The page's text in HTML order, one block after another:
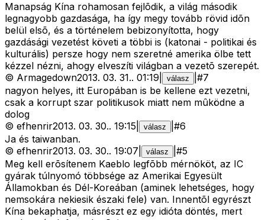
Manapság Kína rohamosan fejlõdik, a világ második
legnagyobb gazdasága, ha így megy tovább rövid idõn
belül elsõ, és a történelem bebizonyította, hogy
gazdásági vezetést követi a többi is (katonai - politikai és
kulturális) persze hogy nem szeretné amerika ölbe tett
kézzel nézni, ahogy elveszíti világban a vezetõ szerepét.
© Armagedown2013. 03. 31.. 01:19 válasz #7
nagyon helyes, itt Europában is be kellene ezt vezetni,
csak a korrupt szar politikusok miatt nem mûködne a
dolog
© efhenrir2013. 03. 30.. 19:15 válasz #6
Ja és taiwanban.
© efhenrir2013. 03. 30.. 19:07 válasz #5
Meg kell erõsítenem Kaeblo legfõbb mérnököt, az IC
gyárak túlnyomó többsége az Amerikai Egyesült
Államokban és Dél-Koreában (aminek lehetséges, hogy
nemsokára nekiesik északi fele) van. Innentõl egyrészt
Kína bekaphatja, másrészt ez egy idióta döntés, mert